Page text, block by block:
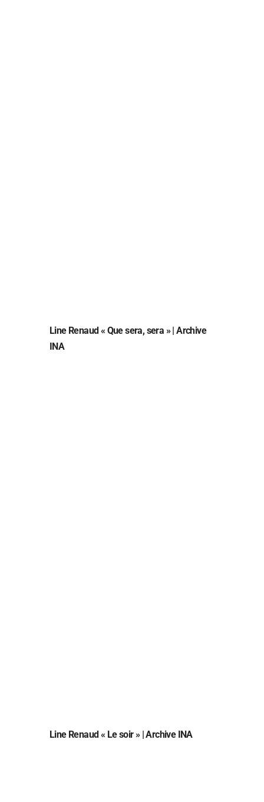
Line Renaud « Que sera, sera » | Archive
INA
Line Renaud « Le soir » | Archive INA